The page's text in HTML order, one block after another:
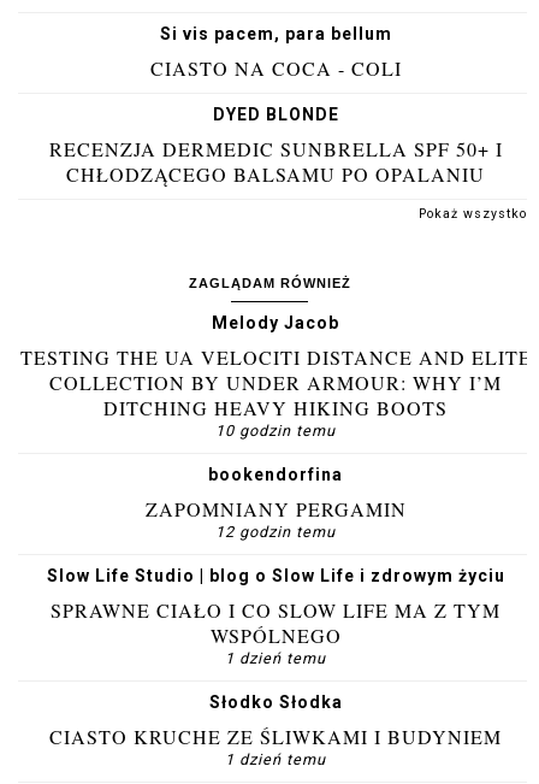
Si vis pacem, para bellum
CIASTO NA COCA - COLI
DYED BLONDE
RECENZJA DERMEDIC SUNBRELLA SPF 50+ I
CHŁODZĄCEGO BALSAMU PO OPALANIU
Pokaż wszystko
ZAGLĄDAM RÓWNIEŻ
Melody Jacob
TESTING THE UA VELOCITI DISTANCE AND ELITE
COLLECTION BY UNDER ARMOUR: WHY I’M
DITCHING HEAVY HIKING BOOTS
10 godzin temu
bookendorfina
ZAPOMNIANY PERGAMIN
12 godzin temu
Slow Life Studio | blog o Slow Life i zdrowym życiu
SPRAWNE CIAŁO I CO SLOW LIFE MA Z TYM
WSPÓLNEGO
1 dzień temu
Słodko Słodka
CIASTO KRUCHE ZE ŚLIWKAMI I BUDYNIEM
1 dzień temu